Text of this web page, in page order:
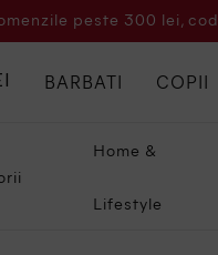
peste 300 lei, cod
Home &
Lifestyle
BARBATI COPII